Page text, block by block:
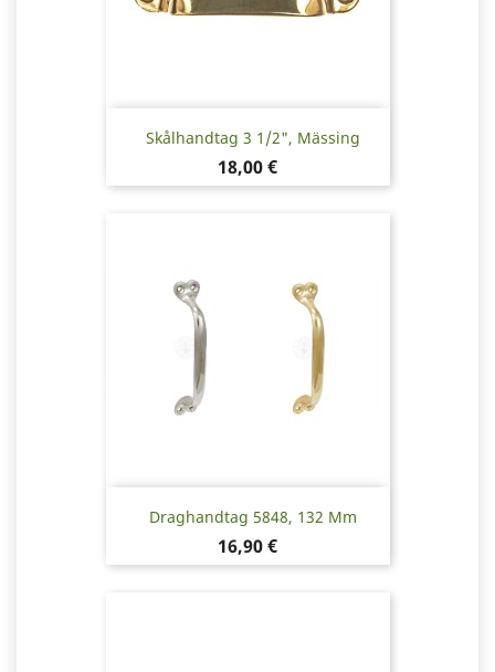
Skålhandtag 3 1/2", Mässing
Pris
18,00 €
Draghandtag 5848, 132 Mm
Pris
16,90 €